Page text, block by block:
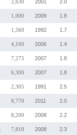
2,630 2001 2.0
1,000 2009 1.8
1,560 1992 1.7
4,100 2006 1.4
7,275 2007 1.8
6,300 2007 1.8
2,305 1991 2.5
8,770 2011 2.0
8,200 2008 2.2
7,810 2008 2.3